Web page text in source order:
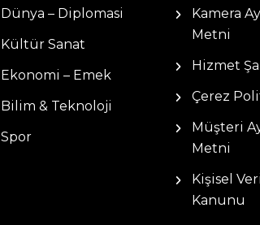
Dünya – Diplomasi
Kültür Sanat
Ekonomi – Emek
Bilim & Teknoloji
Spor
Kamera
Metni
Hizmet
Çerez
Müşteri
Metni
Kişisel
Kanunu